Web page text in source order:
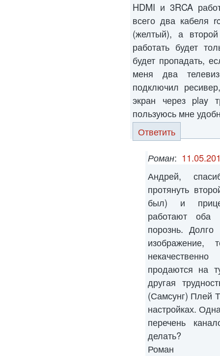
HDMI и 3RCA
всего два кабеля
(желтый), а
работать будет
будет пропадать,
меня два
подключил
экран через plаy
пользуюсь мне
Ответить
Роман:
Андрей,
протянуть
был) и
работают оба
порознь.
продаются на
другая
(Самсунг) Плей
настройках.
перечень
делать?
Роман